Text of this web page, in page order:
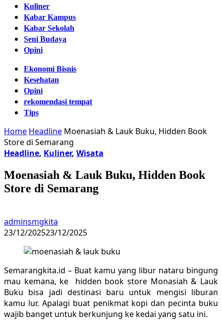
Kuliner
Kabar Kampus
Kabar Sekolah
Seni Budaya
Opini
Ekonomi Bisnis
Kesehatan
Opini
rekomendasi tempat
Tips
Home Headline Moenasiah & Lauk Buku, Hidden Book
Store di Semarang
Headline, Kuliner, Wisata
Moenasiah & Lauk Buku, Hidden Book
Store di Semarang
adminsmgkita
23/12/202523/12/2025
Semarangkita.id – Buat kamu yang libur nataru bingung
mau kemana, ke hidden book store Monasiah & Lauk
Buku bisa jadi destinasi baru untuk mengisi liburan
kamu lur. Apalagi buat penikmat kopi dan pecinta buku
wajib banget untuk berkunjung ke kedai yang satu ini.